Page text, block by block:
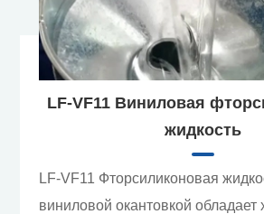
LF-VF11 Виниловая
жидкость
LF-VF11 Фторсиликоновая
виниловой окантовкой обладает